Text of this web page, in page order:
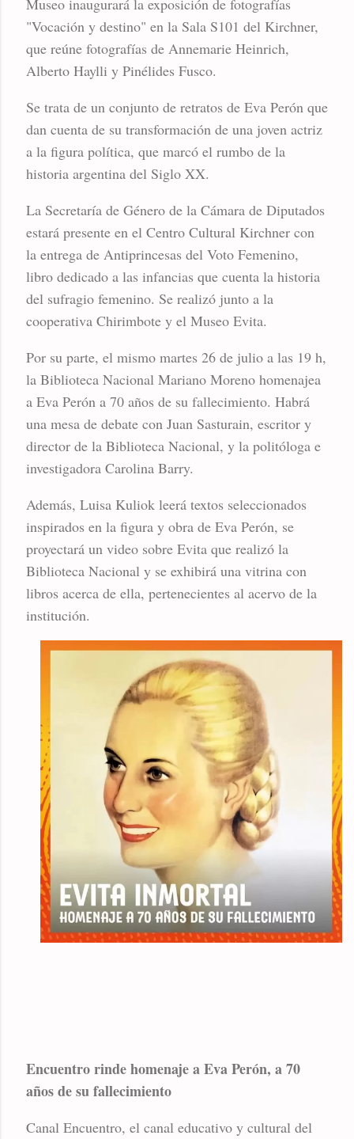
"Vocación y destino" en la Sala S101 del Kirchner,
que reúne fotografías de Annemarie Heinrich,
Alberto Haylli y Pinélides Fusco.
Se trata de un conjunto de retratos de Eva Perón que
dan cuenta de su transformación de una joven actriz
a la figura política, que marcó el rumbo de la
historia argentina del Siglo XX.
La Secretaría de Género de la Cámara de Diputados
estará presente en el Centro Cultural Kirchner con
la entrega de Antiprincesas del Voto Femenino,
libro dedicado a las infancias que cuenta la historia
del sufragio femenino. Se realizó junto a la
cooperativa Chirimbote y el Museo Evita.
Por su parte, el mismo martes 26 de julio a las 19 h,
la Biblioteca Nacional Mariano Moreno homenajea
a Eva Perón a 70 años de su fallecimiento. Habrá
una mesa de debate con Juan Sasturain, escritor y
director de la Biblioteca Nacional, y la politóloga e
investigadora Carolina Barry.
Además, Luisa Kuliok leerá textos seleccionados
inspirados en la figura y obra de Eva Perón, se
proyectará un video sobre Evita que realizó la
Biblioteca Nacional y se exhibirá una vitrina con
libros acerca de ella, pertenecientes al acervo de la
institución.
Encuentro rinde homenaje a Eva Perón, a 70
años de su fallecimiento
Canal Encuentro, el canal educativo y cultural del